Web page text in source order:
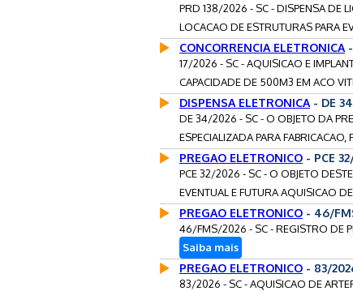
PRD 138/2026 - SC - DISPENSA DE
LOCACAO DE ESTRUTURAS PARA
CONCORRENCIA ELETRONICA
17/2026 - SC - AQUISICAO E
CAPACIDADE DE 500M3 EM ACO
DISPENSA ELETRONICA - DE
DE 34/2026 - SC - O OBJETO DA
ESPECIALIZADA PARA FABRICACAO,
PREGAO ELETRONICO - PCE
PCE 32/2026 - SC - O OBJETO
EVENTUAL E FUTURA AQUISICAO
PREGAO ELETRONICO - 46/
46/FMS/2026 - SC - REGISTRO DE
Saiba mais
PREGAO ELETRONICO - 83/
83/2026 - SC - AQUISICAO DE